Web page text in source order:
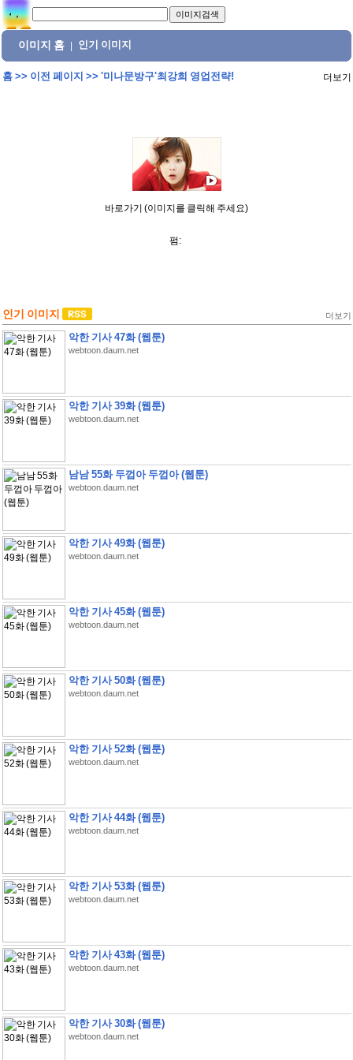
이미지 홈 인기 이미지
홈>> 이전 페이지 >> '미나문방구'최강희 영업전략! 더보기
바로가기 (이미지를 클릭해 주세요)
펌:
인기 이미지 더보기
악한 기사 47화 (웹툰)
webtoon.daum.net
악한 기사 39화 (웹툰)
webtoon.daum.net
남남 55화 두껍아 두껍아 (웹툰)
webtoon.daum.net
악한 기사 49화 (웹툰)
webtoon.daum.net
악한 기사 45화 (웹툰)
webtoon.daum.net
악한 기사 50화 (웹툰)
webtoon.daum.net
악한 기사 52화 (웹툰)
webtoon.daum.net
악한 기사 44화 (웹툰)
webtoon.daum.net
악한 기사 53화 (웹툰)
webtoon.daum.net
악한 기사 43화 (웹툰)
webtoon.daum.net
악한 기사 30화 (웹툰)
webtoon.daum.net